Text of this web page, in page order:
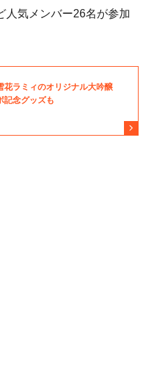
人気メンバー26名が参加